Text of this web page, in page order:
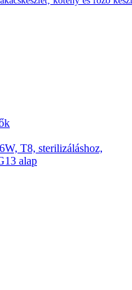
T8, sterilizáláshoz,
alap